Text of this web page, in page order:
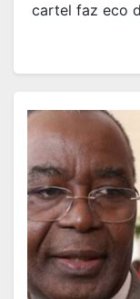
cartel faz eco